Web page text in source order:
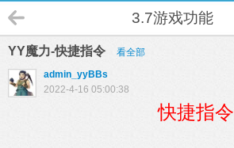
3.7游戏功能
YY魔力-快捷指令
看全部
admin_yyBBs
2022-4-16 05:00:38
快捷指令